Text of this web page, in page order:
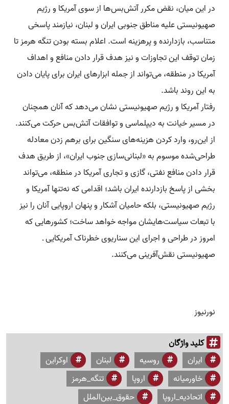
در این میان، نقض مکرر آتش‌بس‌ها از سوی آمریکا و رژیم
صهیونیستی علیه مناطق جنوبی ایران و لبنان، نیازمند پاسخی
متناسب، بازدارنده و پرهزینه است. اعلام بسته بودن تنگه هرمز تا
زمان توقف این تجاوزات و نیز هدف قرار دادن منافع و اهداف
آمریکا در منطقه، می‌تواند از جمله ابزارهای ایران برای پایان دادن
به این روند باشد.
رفتار آمریکا و رژیم صهیونیستی نشان می‌دهد که آنان همچنان
در مسیر خیانت به دیپلماسی و توافقات آتش‌بس حرکت می‌کنند.
از این‌رو، وارد کردن هزینه‌های سنگین برای برهم زدن معادله
طراحی‌شده موسوم به «لبنانی‌سازی جنوب ایران»، از طریق هدف
قرار دادن منافع نفتی، گازی و تجاری آمریکا در منطقه، می‌تواند
بخشی از پاسخ بازدارنده ایران باشد؛ اقدامی که نه‌تنها آمریکا و
رژیم صهیونیستی، بلکه حامیان آشکار و پنهان اروپایی آنان را نیز
با تبعات سیاست‌هایشان مواجه خواهد ساخت؛ کشورهایی که
امروز در طراحی و اجرای این سناریوی خطرناک آمریکایی ـ
صهیونیستی نقش‌آفرینی می‌کنند.
نورنیوز
کلید واژگان
ایران روسیه لبنان
اوکراین
خاورمیانه
اروپا
تنگه_هرمز
اتحادیه_اروپا
حقوق_بین‌الملل